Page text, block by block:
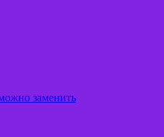
заменить